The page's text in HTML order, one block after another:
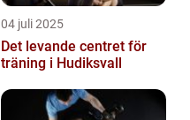
04 juli 2025
Det levande centret för
träning i Hudiksvall